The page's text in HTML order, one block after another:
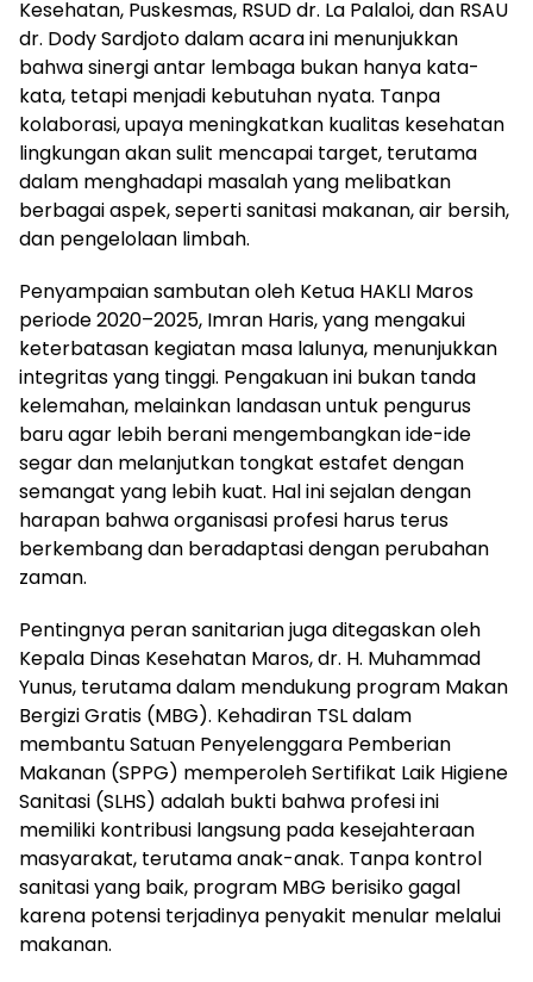
Kesehatan, Puskesmas, RSUD dr. La Palaloi, dan RSAU
dr. Dody Sardjoto dalam acara ini menunjukkan
bahwa sinergi antar lembaga bukan hanya kata-
kata, tetapi menjadi kebutuhan nyata. Tanpa
kolaborasi, upaya meningkatkan kualitas kesehatan
lingkungan akan sulit mencapai target, terutama
dalam menghadapi masalah yang melibatkan
berbagai aspek, seperti sanitasi makanan, air bersih,
dan pengelolaan limbah.
Penyampaian sambutan oleh Ketua HAKLI Maros
periode 2020–2025, Imran Haris, yang mengakui
keterbatasan kegiatan masa lalunya, menunjukkan
integritas yang tinggi. Pengakuan ini bukan tanda
kelemahan, melainkan landasan untuk pengurus
baru agar lebih berani mengembangkan ide-ide
segar dan melanjutkan tongkat estafet dengan
semangat yang lebih kuat. Hal ini sejalan dengan
harapan bahwa organisasi profesi harus terus
berkembang dan beradaptasi dengan perubahan
zaman.
Pentingnya peran sanitarian juga ditegaskan oleh
Kepala Dinas Kesehatan Maros, dr. H. Muhammad
Yunus, terutama dalam mendukung program Makan
Bergizi Gratis (MBG). Kehadiran TSL dalam
membantu Satuan Penyelenggara Pemberian
Makanan (SPPG) memperoleh Sertifikat Laik Higiene
Sanitasi (SLHS) adalah bukti bahwa profesi ini
memiliki kontribusi langsung pada kesejahteraan
masyarakat, terutama anak-anak. Tanpa kontrol
sanitasi yang baik, program MBG berisiko gagal
karena potensi terjadinya penyakit menular melalui
makanan.